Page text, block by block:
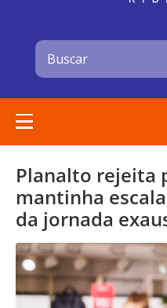
Planalto rejeita
mantinha
da jornada